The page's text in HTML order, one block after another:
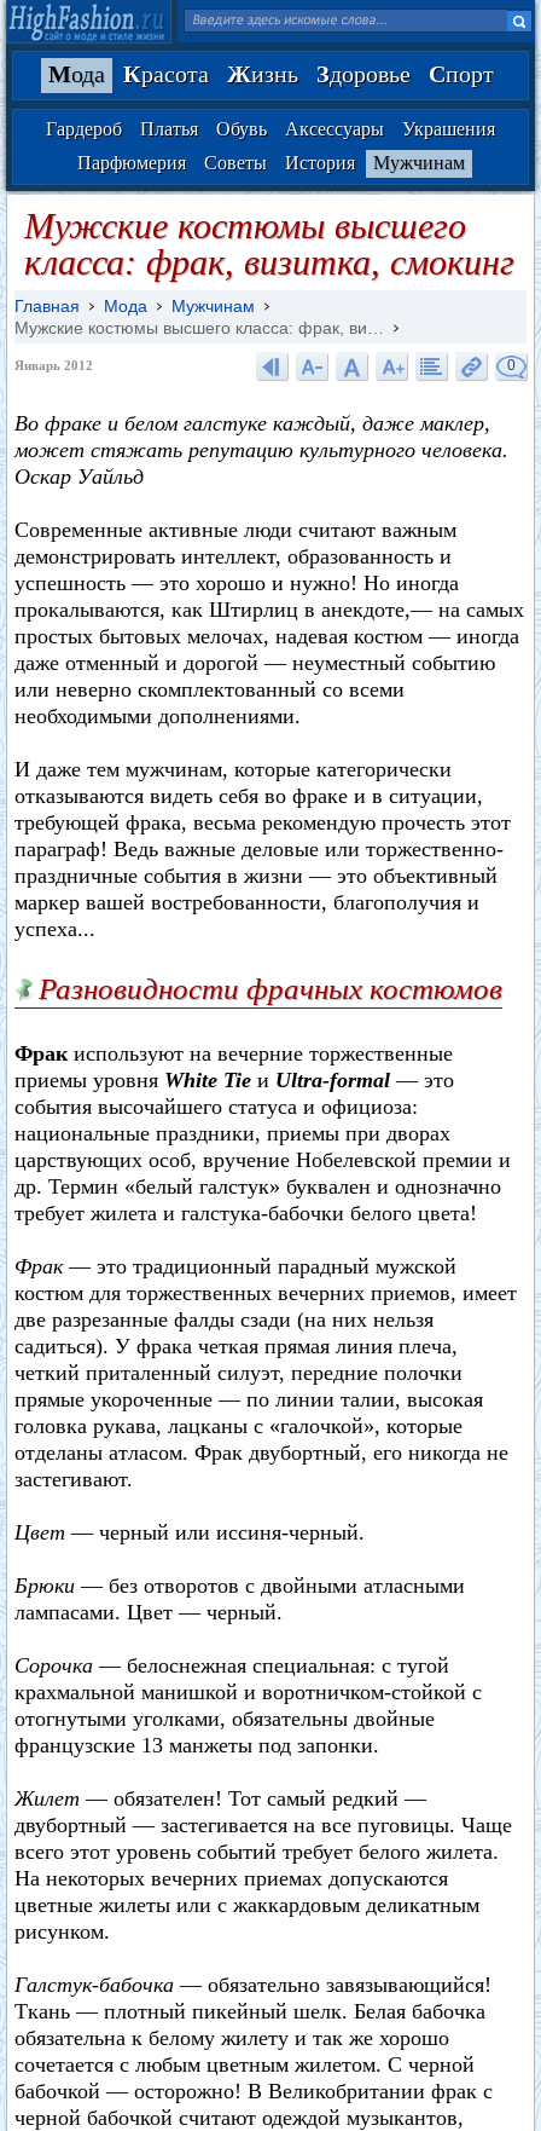
Мода Красота Жизнь Здоровье Спорт
Гардероб Платья Обувь Аксессуары
Украшения
Парфюмерия
Советы История Мужчинам
Мужские костюмы высшего
класса: фрак, визитка, смокинг
Главная Мода
Мужчинам
Мужские костюмы высшего класса: фрак, ви…
Январь 2012 0
Во фраке и белом галстуке каждый, даже маклер,
может стяжать репутацию культурного человека.
Оскар Уайльд
Современные активные люди считают важным
демонстрировать интеллект, образованность и
успешность — это хорошо и нужно! Но иногда
прокалываются, как Штирлиц в анекдоте,— на самых
простых бытовых мелочах, надевая костюм — иногда
даже отменный и дорогой — неуместный событию
или неверно скомплектованный со всеми
необходимыми дополнениями.
И даже тем мужчинам, которые категорически
отказываются видеть себя во фраке и в ситуации,
требующей фрака, весьма рекомендую прочесть этот
параграф! Ведь важные деловые или торжественно-
праздничные события в жизни — это объективный
маркер вашей востребованности, благополучия и
успеха...
Разновидности фрачных костюмов
Фрак используют на вечерние торжественные
приемы уровня White Tie и Ultra-formal — это
события высочайшего статуса и официоза:
национальные праздники, приемы при дворах
царствующих особ, вручение Нобелевской премии и
др. Термин «белый галстук» буквален и однозначно
требует жилета и галстука-бабочки белого цвета!
Фрак— это традиционный парадный мужской
костюм для торжественных вечерних приемов, имеет
две разрезанные фалды сзади (на них нельзя
садиться). У фрака четкая прямая линия плеча,
четкий приталенный силуэт, передние полочки
прямые укороченные — по линии талии, высокая
головка рукава, лацканы с «галочкой», которые
отделаны атласом. Фрак двубортный, его никогда не
застегивают.
Цвет — черный или иссиня-черный.
Брюки— без отворотов с двойными атласными
лампасами. Цвет — черный.
Сорочка — белоснежная специальная: с тугой
крахмальной манишкой и воротничком-стойкой с
отогнутыми уголками, обязательны двойные
французские 13 манжеты под запонки.
Жилет— обязателен! Тот самый редкий —
двубортный — застегивается на все пуговицы. Чаще
всего этот уровень событий требует белого жилета.
На некоторых вечерних приемах допускаются
цветные жилеты или с жаккардовым деликатным
рисунком.
Галстук-бабочка — обязательно завязывающийся!
Ткань — плотный пикейный шелк. Белая бабочка
обязательна к белому жилету и так же хорошо
сочетается с любым цветным жилетом. С черной
бабочкой — осторожно! В Великобритании фрак с
черной бабочкой считают одеждой музыкантов,